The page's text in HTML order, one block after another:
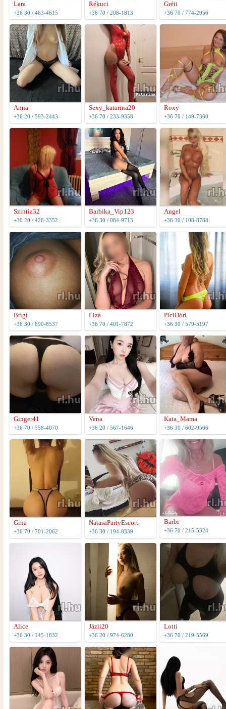
Lara
+36 30 / 463-4615
Rékuci
+36 70 / 208-1813
Gréti
+36 70 / 774-2956
Anna
+36 20 / 593-2443
Sexy_katarina20
+36 70 / 233-9358
Roxy
+36 70 / 149-7360
Szintia32
+36 20 / 428-3352
Barbika_Vip123
+36 30 / 084-9713
Angel
+36 30 / 108-8788
Brigi
+36 30 / 890-8537
Liza
+36 70 / 401-7872
PiciDóri
+36 30 / 579-5197
Ginger41
+36 70 / 558-4070
Vena
+36 20 / 567-1646
Kata_Mama
+36 30 / 602-9566
Gina
+36 70 / 701-2062
NatasaPartyEscort
+36 30 / 194-8339
Barbi
+36 70 / 215-5324
Alice
+36 30 / 145-1832
Jázii20
+36 20 / 974-6280
Lotti
+36 70 / 219-5569